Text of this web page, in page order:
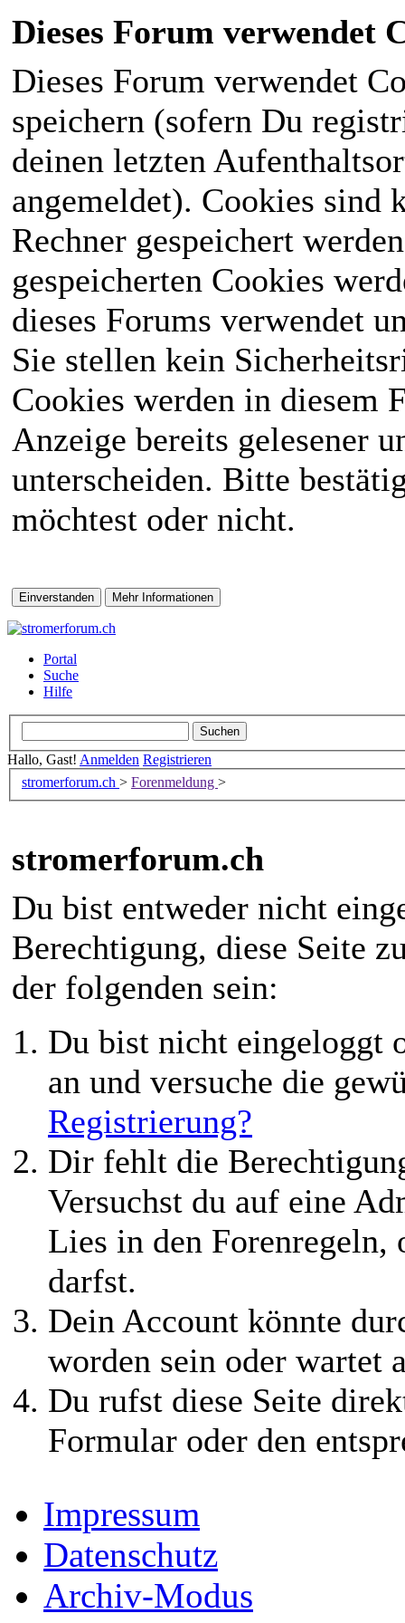
Dieses Forum verwendet
Dieses Forum verwendet
speichern (sofern Du
deinen letzten
angemeldet). Cookies sind
Rechner gespeichert
gespeicherten Cookies
dieses Forums verwendet
Sie stellen kein
Cookies werden in diesem
Anzeige bereits gelesener
unterscheiden. Bitte
möchtest oder nicht.
Portal
Suche
Hilfe
Hallo, Gast! Anmelden Registrieren
stromerforum.ch > Forenmeldung >
stromerforum.ch
Du bist entweder nicht
Berechtigung, diese Seite
der folgenden sein:
Du bist nicht eingeloggt
an und versuche die
Registrierung?
Dir fehlt die
Versuchst du auf eine
Lies in den Forenregeln,
darfst.
Dein Account könnte
worden sein oder wartet
Du rufst diese Seite
Formular oder den
Impressum
Datenschutz
Archiv-Modus